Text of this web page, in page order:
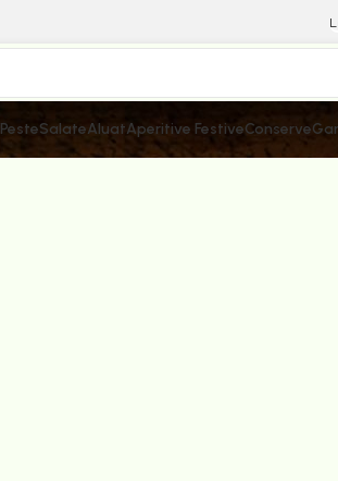
PesteSalateAluatAperitive FestiveConserve